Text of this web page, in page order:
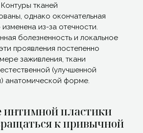
тканей
однако окончательная
из-за отечности.
болезненность и локальное
проявления постепенно
заживления, ткани
(улучшенной
анатомической форме.
интимной пластики
к привычной